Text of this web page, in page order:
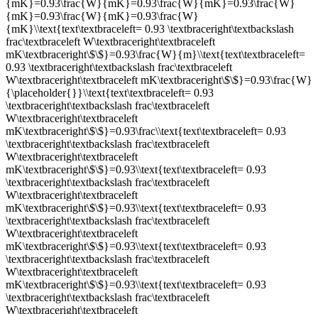
{mK}=0.93\frac{W}{mK}=0.93\frac{W}{mK}=0.93\frac{W}
{mK}=0.93\frac{W}{mK}=0.93\frac{W}
{mK}\\text{text\textbraceleft= 0.93 \textbraceright\textbackslash
frac\textbraceleft W\textbraceright\textbraceleft
mK\textbraceright\$\$}=0.93\frac{W}{m}\\text{text\textbraceleft=
0.93 \textbraceright\textbackslash frac\textbraceleft
W\textbraceright\textbraceleft mK\textbraceright\$\$}=0.93\frac{W}
{\placeholder{}}\\text{text\textbraceleft= 0.93
\textbraceright\textbackslash frac\textbraceleft
W\textbraceright\textbraceleft
mK\textbraceright\$\$}=0.93\frac\\text{text\textbraceleft= 0.93
\textbraceright\textbackslash frac\textbraceleft
W\textbraceright\textbraceleft
mK\textbraceright\$\$}=0.93\\text{text\textbraceleft= 0.93
\textbraceright\textbackslash frac\textbraceleft
W\textbraceright\textbraceleft
mK\textbraceright\$\$}=0.93\\text{text\textbraceleft= 0.93
\textbraceright\textbackslash frac\textbraceleft
W\textbraceright\textbraceleft
mK\textbraceright\$\$}=0.93\\text{text\textbraceleft= 0.93
\textbraceright\textbackslash frac\textbraceleft
W\textbraceright\textbraceleft
mK\textbraceright\$\$}=0.93\\text{text\textbraceleft= 0.93
\textbraceright\textbackslash frac\textbraceleft
W\textbraceright\textbraceleft